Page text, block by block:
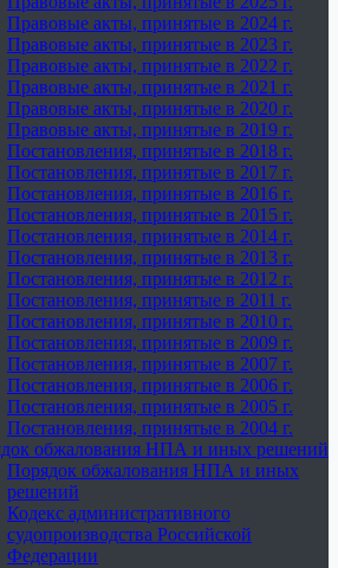
Правовые акты, принятые в 2024 г.
Правовые акты, принятые в 2023 г.
Правовые акты, принятые в 2022 г.
Правовые акты, принятые в 2021 г.
Правовые акты, принятые в 2020 г.
Правовые акты, принятые в 2019 г.
Постановления, принятые в 2018 г.
Постановления, принятые в 2017 г.
Постановления, принятые в 2016 г.
Постановления, принятые в 2015 г.
Постановления, принятые в 2014 г.
Постановления, принятые в 2013 г.
Постановления, принятые в 2012 г.
Постановления, принятые в 2011 г.
Постановления, принятые в 2010 г.
Постановления, принятые в 2009 г.
Постановления, принятые в 2007 г.
Постановления, принятые в 2006 г.
Постановления, принятые в 2005 г.
Постановления, принятые в 2004 г.
обжалования НПА и иных решений
Порядок обжалования НПА и иных
решений
Кодекс административного
судопроизводства Российской
Федерации